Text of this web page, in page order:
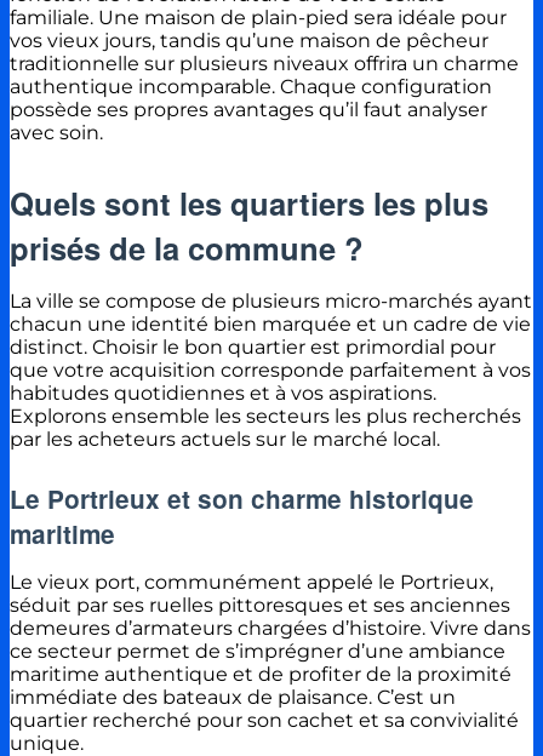
familiale. Une maison de plain-pied sera idéale pour
vos vieux jours, tandis qu’une maison de pêcheur
traditionnelle sur plusieurs niveaux offrira un charme
authentique incomparable. Chaque configuration
possède ses propres avantages qu’il faut analyser
avec soin.
Quels sont les quartiers les plus
prisés de la commune ?
La ville se compose de plusieurs micro-marchés ayant
chacun une identité bien marquée et un cadre de vie
distinct. Choisir le bon quartier est primordial pour
que votre acquisition corresponde parfaitement à vos
habitudes quotidiennes et à vos aspirations.
Explorons ensemble les secteurs les plus recherchés
par les acheteurs actuels sur le marché local.
Le Portrieux et son charme historique
maritime
Le vieux port, communément appelé le Portrieux,
séduit par ses ruelles pittoresques et ses anciennes
demeures d’armateurs chargées d’histoire. Vivre dans
ce secteur permet de s’imprégner d’une ambiance
maritime authentique et de profiter de la proximité
immédiate des bateaux de plaisance. C’est un
quartier recherché pour son cachet et sa convivialité
unique.